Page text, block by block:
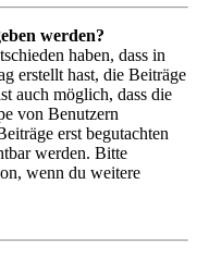
werden?
haben, dass in
erstellt hast, die Beiträge
auch möglich, dass die
von Benutzern
erst begutachten
werden. Bitte
wenn du weitere